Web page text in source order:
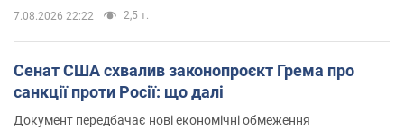
7.08.2026 22:22 2,5 т.
Сенат США схвалив законопроєкт Грема про
санкції проти Росії: що далі
Документ передбачає нові економічні обмеження